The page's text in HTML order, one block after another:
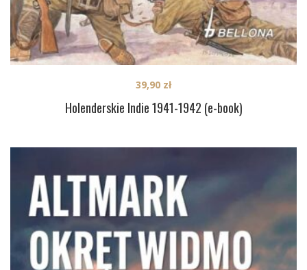
Holenderskie Indie 1941-1942 (e-book)
39,90 zł